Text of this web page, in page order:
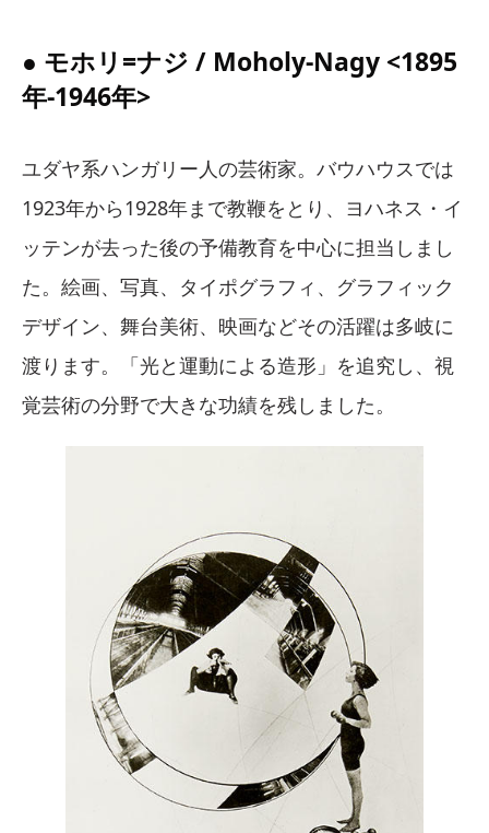
● モホリ=ナジ / Moholy-Nagy <1895
年-1946年>
ユダヤ系ハンガリー人の芸術家。バウハウスでは
1923年から1928年まで教鞭をとり、ヨハネス・イ
ッテンが去った後の予備教育を中心に担当しまし
た。絵画、写真、タイポグラフィ、グラフィック
デザイン、舞台美術、映画などその活躍は多岐に
渡ります。「光と運動による造形」を追究し、視
覚芸術の分野で大きな功績を残しました。